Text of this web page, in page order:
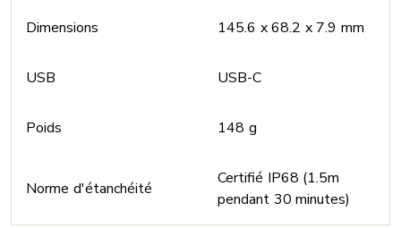
Dimensions 145.6 x 68.2 x 7.9 mm
USB USB-C
Poids 148 g
Norme d'étanchéité
Certifié IP68 (1.5m
pendant 30 minutes)